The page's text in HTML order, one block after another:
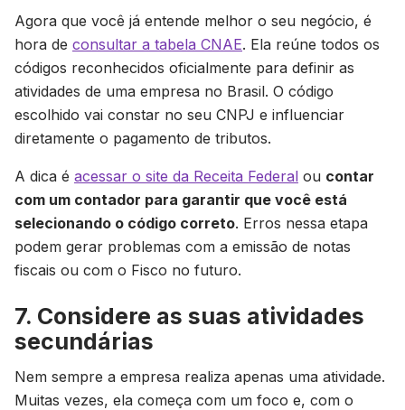
Agora que você já entende melhor o seu negócio, é
hora de consultar a tabela CNAE. Ela reúne todos os
códigos reconhecidos oficialmente para definir as
atividades de uma empresa no Brasil. O código
escolhido vai constar no seu CNPJ e influenciar
diretamente o pagamento de tributos.
A dica é acessar o site da Receita Federal ou contar
com um contador para garantir que você está
selecionando o código correto. Erros nessa etapa
podem gerar problemas com a emissão de notas
fiscais ou com o Fisco no futuro.
7. Considere as suas atividades
secundárias
Nem sempre a empresa realiza apenas uma atividade.
Muitas vezes, ela começa com um foco e, com o